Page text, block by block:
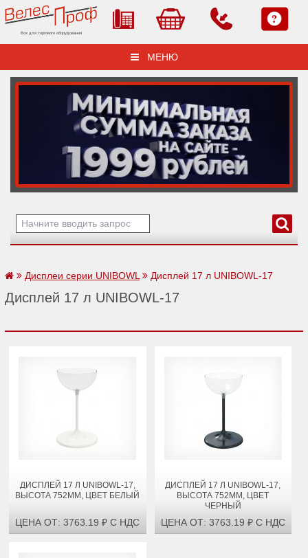
Все для торгового оборудования
МЕНЮ
Дисплеи серии UNIBOWL Дисплей 17 л UNIBOWL-17
Дисплей 17 л UNIBOWL-17
ДИСПЛЕЙ 17 Л UNIBOWL-17,
ВЫСОТА 752ММ, ЦВЕТ БЕЛЫЙ
ЦЕНА ОТ: 3763.19 ₽ С НДС
ДИСПЛЕЙ 17 Л UNIBOWL-17,
ВЫСОТА 752ММ, ЦВЕТ
ЧЕРНЫЙ
ЦЕНА ОТ: 3763.19 ₽ С НДС